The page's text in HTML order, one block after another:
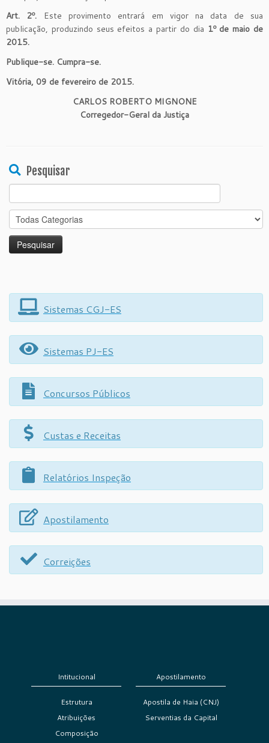
Art. 2º.
Este provimento entrará em vigor na data de sua
publicação, produzindo seus efeitos a partir do dia 1º de maio de
2015.
Publique-se. Cumpra-se.
Vitória, 09 de fevereiro de 2015.
CARLOS ROBERTO MIGNONE
Corregedor-Geral da Justiça
Pesquisar
Search
for:
Sistemas CGJ-ES
Sistemas PJ-ES
Concursos Públicos
Custas e Receitas
Relatórios Inspeção
Apostilamento
Correições
Intitucional
Estrutura
Atribuições
Composição
Apostilamento
Apostila de Haia (CNJ)
Serventias da Capital